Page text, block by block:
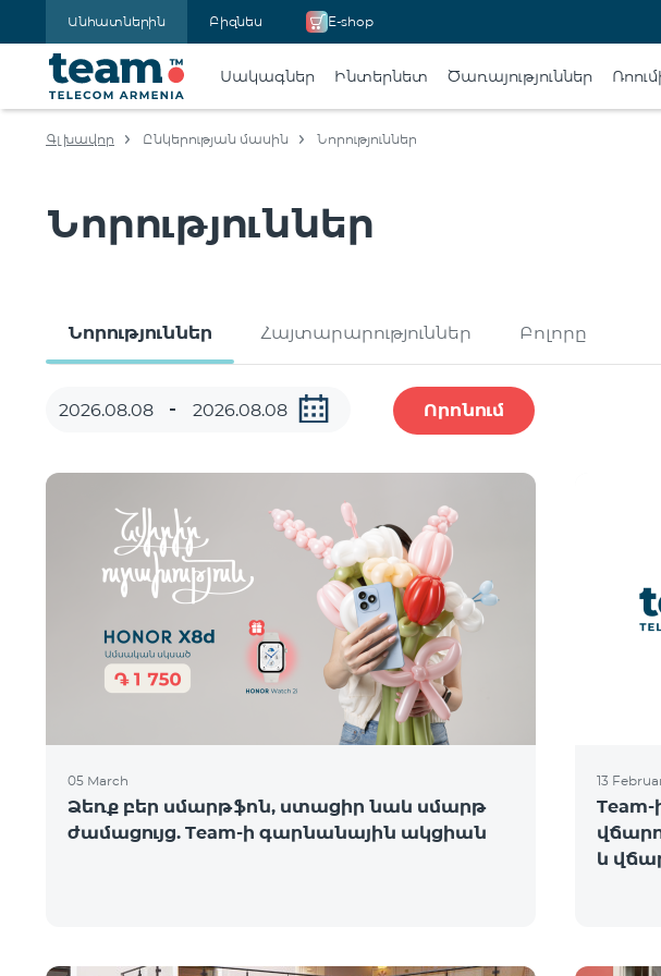
Անհատներին Բիզնես E-shop
Սակագներ Ինտերնետ Ծառայություններ
Գլխավոր Ընկերության մասին Նորություններ
Նորություններ
Նորություններ Հայտարարություններ Բոլորը
Որոնում
05 March
Ձեռք բեր սմարթֆոն, ստացիր նաև սմարթ
ժամացույց. Team-ի գարնանային ակցիան
13
և